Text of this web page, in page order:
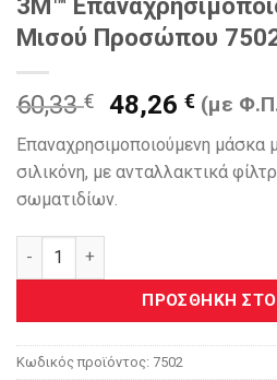
Μισού Προσώπου
60,33€
Original
was:
60,33 €.
48,26€Η
τιμή
είναι:
(με
Επαναχρησιμοποιούμενη
σιλικόνη, με ανταλλακτικά
σωματιδίων.
3Μ™ Επαναχρησιμοποιούμενη
ΠΡΟΣΘΉΚΗ
Κωδικός προϊόντος: 7502